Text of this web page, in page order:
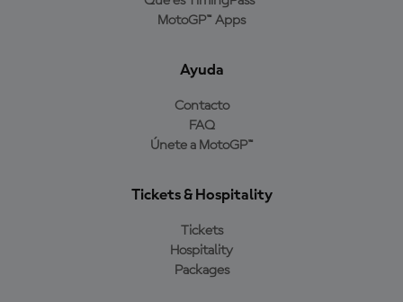
MotoGP™ Apps
Ayuda
Contacto
FAQ
Únete a MotoGP™
Tickets & Hospitality
Tickets
Hospitality
Packages